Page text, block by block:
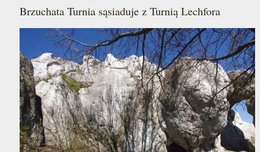
Brzuchata Turnia sąsiaduje z Turnią Lechfora